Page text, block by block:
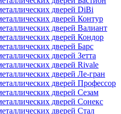
дверей DiBi
дверей Контур
дверей Валиант
дверей Кондор
дверей Барс
дверей Зетта
дверей Rivale
дверей Ле-гран
дверей Профессор
дверей Сезам
дверей Сонекс
дверей Стал